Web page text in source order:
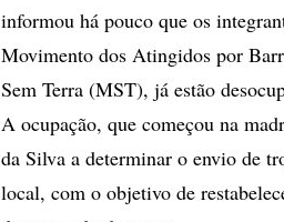
informou há pouco que os
Movimento dos Atingidos por
Sem Terra (MST), já estão
A ocupação, que começou na
da Silva a determinar o envio de
local, com o objetivo de